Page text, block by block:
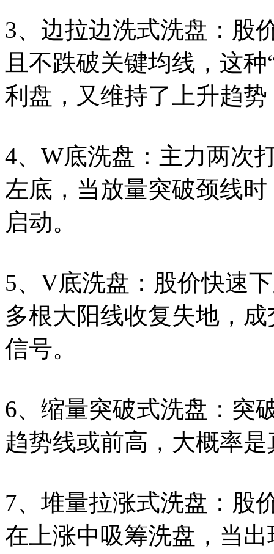
3、边拉边洗式洗盘：股
且不跌破关键均线，这
利盘，又维持了上升趋
4、W底洗盘：主力两次
左底，当放量突破颈线
启动。
5、V底洗盘：股价快速
多根大阳线收复失地，
信号。
6、缩量突破式洗盘：突
趋势线或前高，大概率
7、堆量拉涨式洗盘：股
在上涨中吸筹洗盘，当